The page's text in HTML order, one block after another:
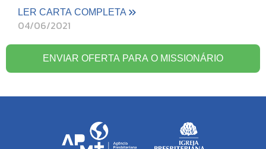
LER CARTA COMPLETA
04/06/2021
ENVIAR OFERTA PARA O MISSIONÁRIO